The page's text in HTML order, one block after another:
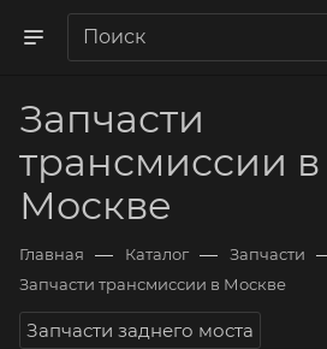
Запчасти
трансмиссии в
Москве
Главная — Каталог — Запчасти
Запчасти трансмиссии в Москве
Запчасти заднего моста